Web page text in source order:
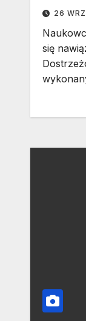
26
się